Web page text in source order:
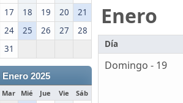
17 18 19 20
21
24 25 26 27
28
31
Enero 2025
Mar Mié Jue Vie Sáb
Enero
Día
Domingo - 19